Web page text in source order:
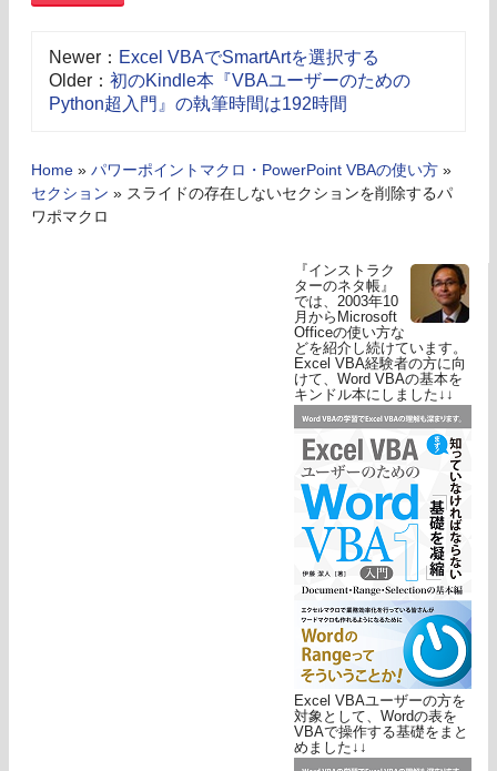
Newer： Excel VBAでSmartArtを選択する
Older： 初のKindle本『VBAユーザーのための
Python超入門』の執筆時間は192時間
Home » パワーポイントマクロ・PowerPoint VBAの使い方 »
セクション » スライドの存在しないセクションを削除するパ
ワポマクロ
『インストラク
ターのネタ帳』
では、2003年10
月からMicrosoft
Officeの使い方な
どを紹介し続けています。
Excel VBA経験者の方に向
けて、Word VBAの基本を
キンドル本にしました↓↓
Excel VBAユーザーの方を
対象として、Wordの表を
VBAで操作する基礎をまと
めました↓↓